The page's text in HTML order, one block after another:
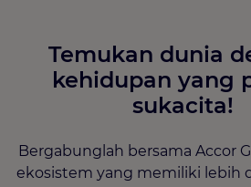
Temukan dunia
kehidupan yang
sukacita!​
Bergabunglah bersama Accor
ekosistem yang memiliki lebih